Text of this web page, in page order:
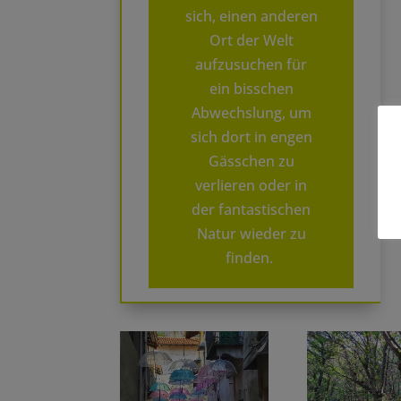
sich, einen anderen
Ort der Welt
aufzusuchen für
ein bisschen
Abwechslung, um
sich dort in engen
Gässchen zu
verlieren oder in
der fantastischen
Natur wieder zu
finden.